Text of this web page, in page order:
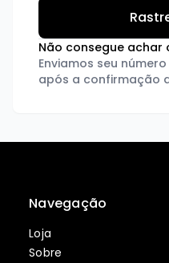
Não consegue achar
Enviamos seu
após a confirmação
Navegação
Loja
Sobre